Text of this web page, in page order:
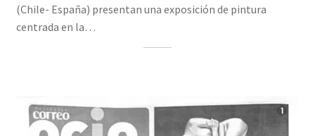
(Chile- España) presentan una exposición de pintura
centrada en la…